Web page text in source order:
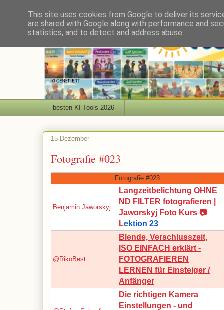
besten KI Tools 2026
15 Dezember
Fotografie #023
Fotografie #023
Benjamin Jaworskyj
Langzeitbelichtung OHNE
ND FILTER fotografieren |
Jaworskyj Foto Kurs 📷
Lektion 23
@RikoBest
Blende, Verschlusszeit,
ISO EINFACH erklärt -
FOTOGRAFIEREN
LERNEN für Einsteiger /
Anfänger
Die richtigen Kamera
Einstellungen - und
This site uses cookies from Google to deliver its
are shared with Google along with performance and
statistics, and to detect and address abuse.